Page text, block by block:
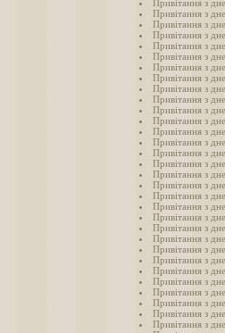
Привітання з
Привітання з
Привітання з
Привітання з
Привітання з
Привітання з
Привітання з
Привітання з
Привітання з
Привітання з
Привітання з
Привітання з
Привітання з
Привітання з
Привітання з
Привітання з
Привітання з
Привітання з
Привітання з
Привітання з
Привітання з
Привітання з
Привітання з
Привітання з
Привітання з
Привітання з
Привітання з
Привітання з
Привітання з
Привітання з
Привітання з